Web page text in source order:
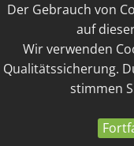
Der Gebrauch von
auf
Wir verwenden
Qualitätssicherung.
stimmen
© 2026